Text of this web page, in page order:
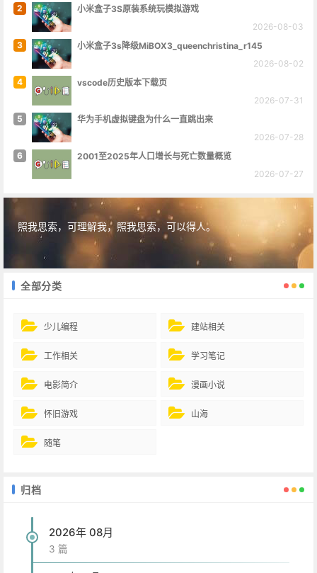
2
小米盒子3S原装系统玩模拟游戏
2026-08-03
3
小米盒子3s降级MiBOX3_queenchristina_r145
2026-08-02
4
vscode历史版本下载页
2026-07-31
5
华为手机虚拟键盘为什么一直跳出来
2026-07-28
6
2001至2025年人口增长与死亡数量概览
2026-07-27
照我思索，可理解我，照我思索，可以得人。
全部分类
少儿编程 建站相关
工作相关 学习笔记
电影简介 漫画小说
怀旧游戏 山海
随笔
归档
2026年 08月
3 篇